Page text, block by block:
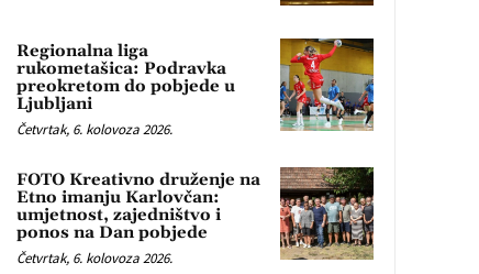
Regionalna liga
rukometašica: Podravka
preokretom do pobjede u
Ljubljani
Četvrtak, 6. kolovoza 2026.
FOTO Kreativno druženje na
Etno imanju Karlovčan:
umjetnost, zajedništvo i
ponos na Dan pobjede
Četvrtak, 6. kolovoza 2026.